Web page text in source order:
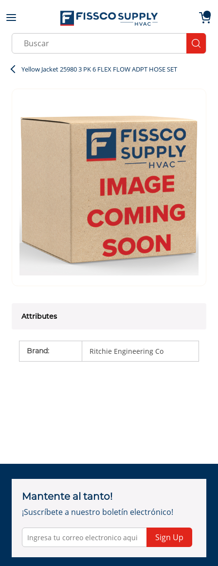
Skip to main content
Site Search
Yellow Jacket 25980 3 PK 6 FLEX FLOW ADPT HOSE SET
Attributes
Brand: Ritchie Engineering Co
Mantente al tanto!
¡Suscríbete a nuestro boletín electrónico!
Sign Up